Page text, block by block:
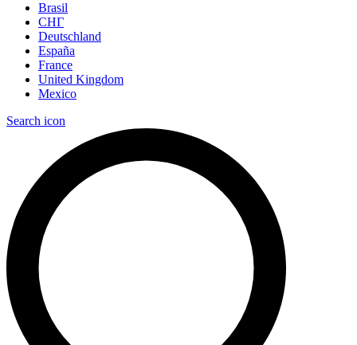
Brasil
СНГ
Deutschland
España
France
United Kingdom
Mexico
Search icon